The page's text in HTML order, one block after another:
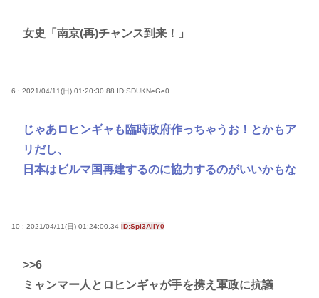
女史「南京(再)チャンス到来！」
6 : 2021/04/11(日) 01:20:30.88 ID:SDUKNeGe0
じゃあロヒンギャも臨時政府作っちゃうお！とかもア
リだし、
日本はビルマ国再建するのに協力するのがいいかもな
10 : 2021/04/11(日) 01:24:00.34 ID:Spi3AiIY0
>>6
ミャンマー人とロヒンギャが手を携え軍政に抗議